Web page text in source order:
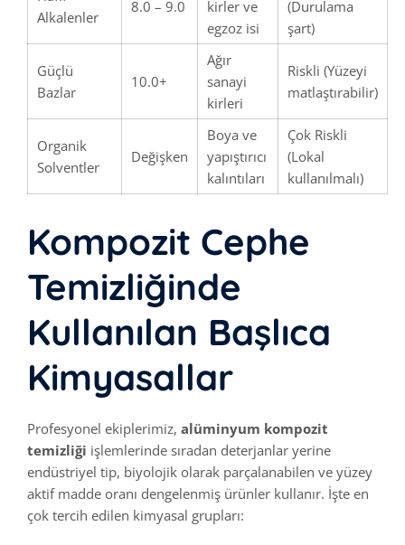
Alkalenler
8.0 – 9.0
kirler ve
egzoz isi
(Durulama
şart)
Güçlü
Bazlar
10.0+
Ağır
sanayi
kirleri
Riskli (Yüzeyi
matlaştırabilir)
Organik
Solventler
Değişken
Boya ve
yapıştırıcı
kalıntıları
Çok Riskli
(Lokal
kullanılmalı)
Kompozit Cephe
Temizliğinde
Kullanılan Başlıca
Kimyasallar
Profesyonel ekiplerimiz, alüminyum kompozit
temizliği işlemlerinde sıradan deterjanlar yerine
endüstriyel tip, biyolojik olarak parçalanabilen ve yüzey
aktif madde oranı dengelenmiş ürünler kullanır. İşte en
çok tercih edilen kimyasal grupları: